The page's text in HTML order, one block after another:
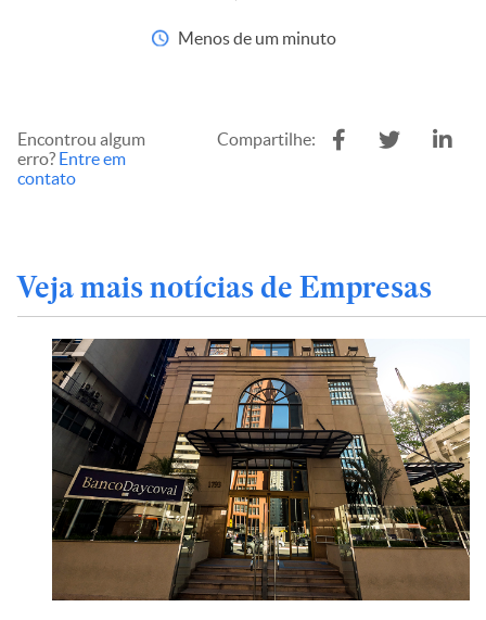
Menos de um minuto
Encontrou algum
erro? Entre em
contato
Compartilhe:
Veja mais notícias de Empresas